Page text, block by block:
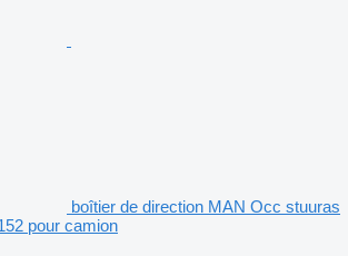
boîtier de direction MAN Occ stuuras
pour camion